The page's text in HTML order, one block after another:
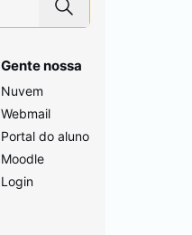
Gente nossa
Nuvem
Webmail
Portal do aluno
Moodle
Login